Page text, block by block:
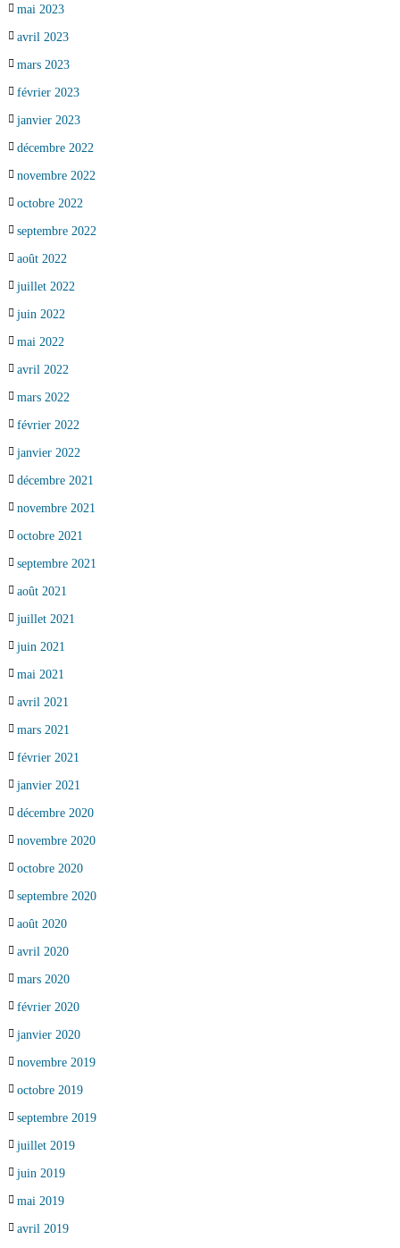
mai 2023
avril 2023
mars 2023
février 2023
janvier 2023
décembre 2022
novembre 2022
octobre 2022
septembre 2022
août 2022
juillet 2022
juin 2022
mai 2022
avril 2022
mars 2022
février 2022
janvier 2022
décembre 2021
novembre 2021
octobre 2021
septembre 2021
août 2021
juillet 2021
juin 2021
mai 2021
avril 2021
mars 2021
février 2021
janvier 2021
décembre 2020
novembre 2020
octobre 2020
septembre 2020
août 2020
avril 2020
mars 2020
février 2020
janvier 2020
novembre 2019
octobre 2019
septembre 2019
juillet 2019
juin 2019
mai 2019
avril 2019